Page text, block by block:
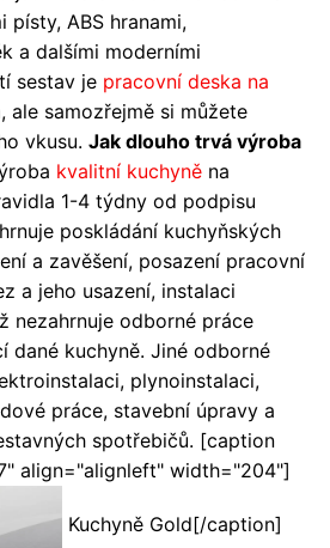
písty, ABS hranami,
a dalšími moderními
sestav je pracovní deska na
ale samozřejmě si můžete
vkusu. Jak dlouho trvá výroba
kvalitní kuchyně na
1-4 týdny od podpisu
poskládání kuchyňských
a zavěšení, posazení pracovní
a jeho usazení, instalaci
nezahrnuje odborné práce
dané kuchyně. Jiné odborné
plynoinstalaci,
práce, stavební úpravy a
spotřebičů. [caption
align="alignleft" width="204"]
Kuchyně Gold[/caption]